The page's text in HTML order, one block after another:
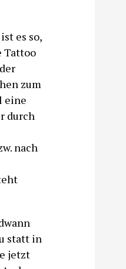
es so,
Tattoo
zum
eine
durch
nach
statt in
jetzt